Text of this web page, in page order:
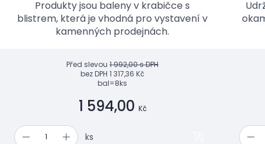
Produkty jsou baleny v krabičce s
blistrem, která je vhodná pro vystavení v
kamenných prodejnách.
Před slevou 1 992,00 s DPH
bez DPH 1 317,36 Kč
bal=8ks
1 594,00 Kč
ks